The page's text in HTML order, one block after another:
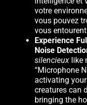
votre
vous pouvez
vous
Experience
Noise
silencieux like
“Microphone
activating your
creatures can
bringing the